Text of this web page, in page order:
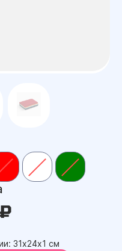
31х24х1 см